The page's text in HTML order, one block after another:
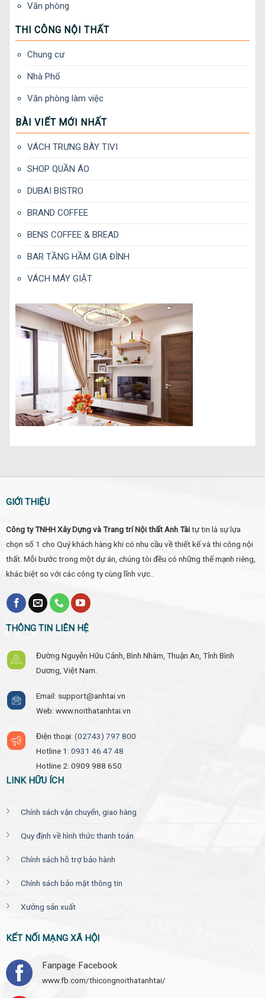
Văn phòng
THI CÔNG NỘI THẤT
Chung cư
Nhà Phố
Văn phòng làm việc
BÀI VIẾT MỚI NHẤT
VÁCH TRƯNG BÀY TIVI
SHOP QUẦN ÁO
DUBAI BISTRO
BRAND COFFEE
BENS COFFEE & BREAD
BAR TẦNG HẦM GIA ĐÌNH
VÁCH MÁY GIẶT
GIỚI THIỆU
Công ty TNHH Xây Dựng và Trang trí Nội thất Anh Tàitự tin là sự lựa
chọn số 1 cho Quý khách hàng khi có nhu cầu về thiết kế và thi công nội
thất. Mỗi bước trong một dự án, chúng tôi đều có những thế mạnh riêng,
khác biệt so với các công ty cùng lĩnh vực..
THÔNG TIN LIÊN HỆ
Đường Nguyễn Hữu Cảnh, Bình Nhâm, Thuận An, Tỉnh Bình
Dương, Việt Nam.
Email: support@anhtai.vn
Web: www.noithatanhtai.vn
Điện thoại: (02743) 797 800
Hotline 1: 0931 46 47 48
Hotline 2: 0909 988 650
LINK HỮU ÍCH
Chính sách vận chuyển, giao hàng
Quy định về hình thức thanh toán
Chính sách hỗ trợ bảo hành
Chính sách bảo mật thông tin
Xưởng sản xuất
KẾT NỐI MẠNG XÃ HỘI
Fanpage Facebook
www.fb.com/thicongnoithatanhtai/